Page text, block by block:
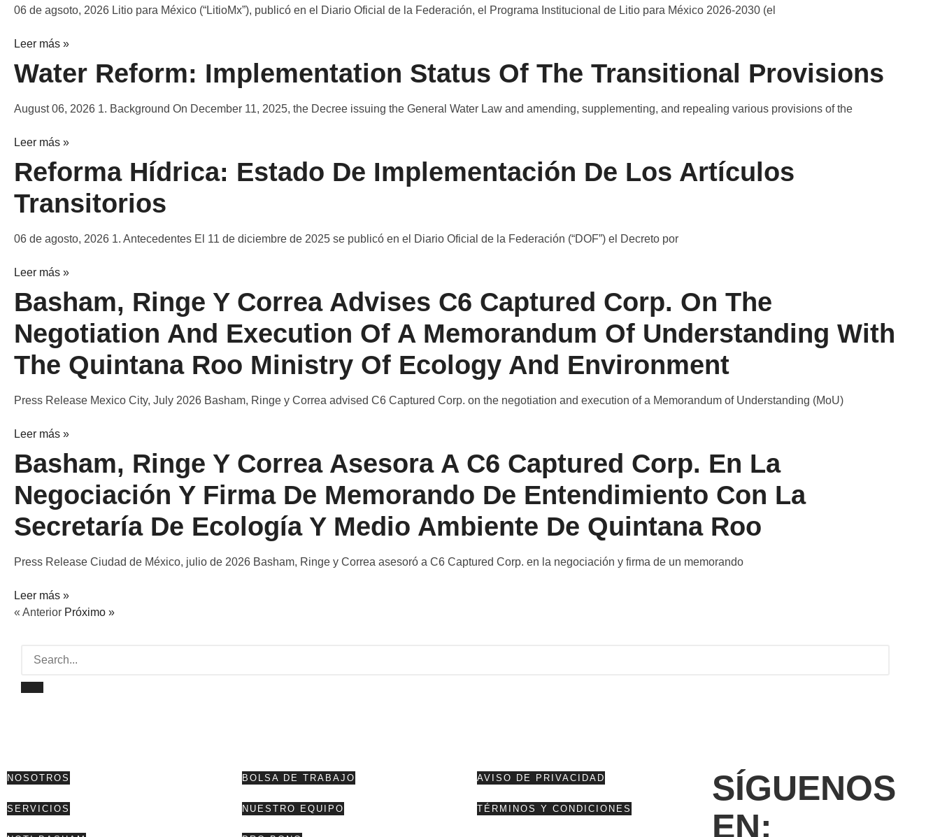
06 de agsoto, 2026 Litio para México (“LitioMx”), publicó en el Diario Oficial de la Federación, el Programa Institucional de Litio para México 2026-2030 (el
Leer más »
Water Reform: Implementation Status Of The Transitional Provisions
August 06, 2026 1. Background On December 11, 2025, the Decree issuing the General Water Law and amending, supplementing, and repealing various provisions of the
Leer más »
Reforma Hídrica: Estado De Implementación De Los Artículos
Transitorios
06 de agosto, 2026 1. Antecedentes El 11 de diciembre de 2025 se publicó en el Diario Oficial de la Federación (“DOF”) el Decreto por
Leer más »
Basham, Ringe Y Correa Advises C6 Captured Corp. On The
Negotiation And Execution Of A Memorandum Of Understanding With
The Quintana Roo Ministry Of Ecology And Environment
Press Release Mexico City, July 2026 Basham, Ringe y Correa advised C6 Captured Corp. on the negotiation and execution of a Memorandum of Understanding (MoU)
Leer más »
Basham, Ringe Y Correa Asesora A C6 Captured Corp. En La
Negociación Y Firma De Memorando De Entendimiento Con La
Secretaría De Ecología Y Medio Ambiente De Quintana Roo
Press Release Ciudad de México, julio de 2026 Basham, Ringe y Correa asesoró a C6 Captured Corp. en la negociación y firma de un memorando
Leer más »
« Anterior Próximo »
NOSOTROS
SERVICIOS
BOLSA DE TRABAJO
NUESTRO EQUIPO
AVISO DE PRIVACIDAD
TÉRMINOS Y CONDICIONES
SÍGUENOS
EN: